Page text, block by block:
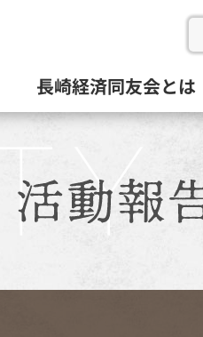
長崎経済同友会とは